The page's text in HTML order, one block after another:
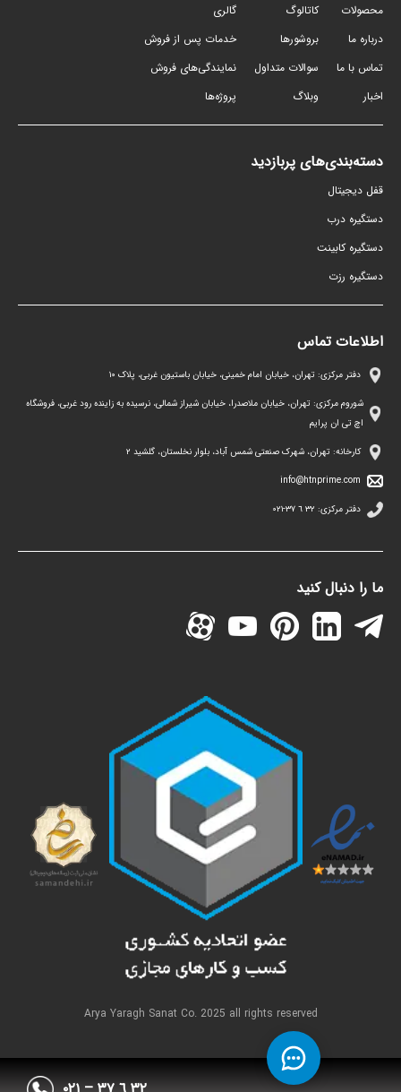
محصولات
درباره ما
تماس با ما
اخبار
کاتالوگ
بروشورها
سوالات متداول
وبلاگ
گالری
خدمات پس از فروش
نمایندگی‌های فروش
پروژه‌ها
دسته‌بندی‌های پربازدید
قفل دیجیتال
دستگیره درب
دستگیره کابینت
دستگیره رزت
اطلاعات تماس
دفتر مرکزی: تهران، خیابان امام خمینی، خیابان باستیون غربی، پلاک ١٠
شوروم مرکزی: تهران، خیابان ملاصدرا، خیابان شیراز شمالی، نرسیده به زاینده رود غربی، فروشگاه
اچ تی ان پرایم
کارخانه: تهران، شهرک صنعتی شمس آباد، بلوار نخلستان، گلشید ۲
info@htnprime.com
دفتر مرکزی: ٣٢ ٦ ٣٧-٠٢١
ما را دنبال کنید
Arya Yaragh Sanat Co. 2025 all rights reserved